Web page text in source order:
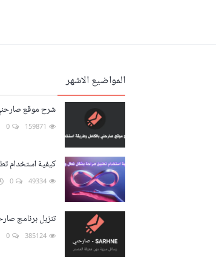
المواضيع الاشهر
شرح موقع
كيفية استخدام
تنزيل برنامج